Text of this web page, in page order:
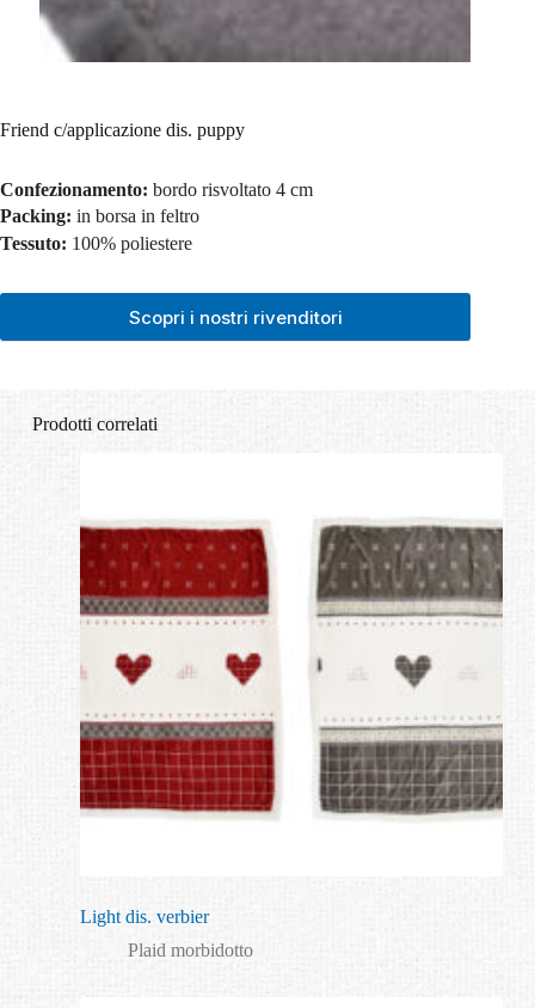
Friend c/applicazione dis. puppy
Confezionamento: bordo risvoltato 4 cm
Packing: in borsa in feltro
Tessuto: 100% poliestere
Scopri i nostri rivenditori
Prodotti correlati
Light dis. verbier
Plaid morbidotto